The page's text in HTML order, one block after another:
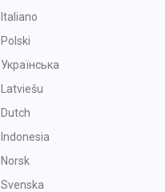
Italiano
Polski
Українська
Latviešu
Dutch
Indonesia
Norsk
Svenska